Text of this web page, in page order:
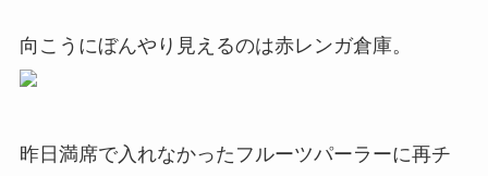
向こうにぼんやり見えるのは赤レンガ倉庫。
昨日満席で入れなかったフルーツパーラーに再チ